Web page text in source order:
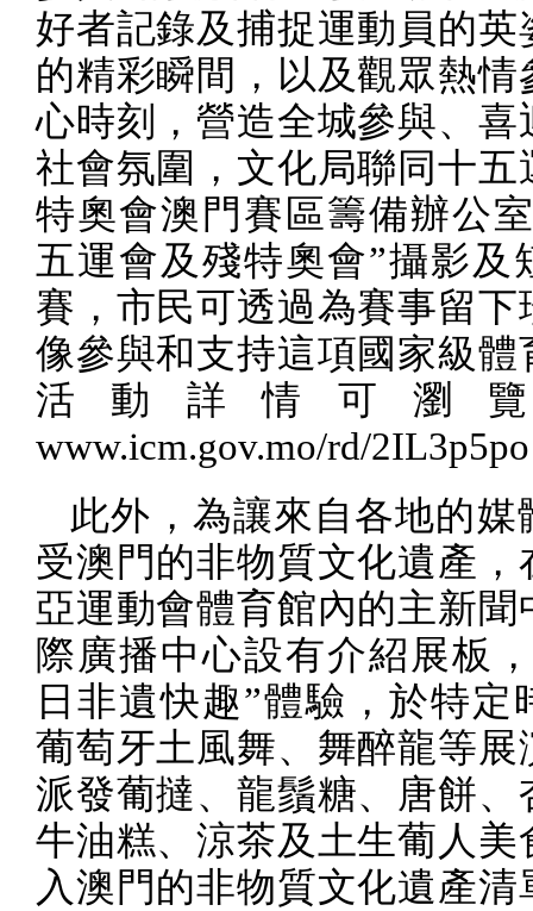
好者記錄及捕捉運動員的英
的精彩瞬間，以及觀眾熱情
心時刻，營造全城參與、喜
社會氛圍，文化局聯同十五
特奧會澳門賽區籌備辦公
五運會及殘特奧會”攝影及
賽，市民可透過為賽事留下
像參與和支持這項國家級體
活動詳情可瀏
www.icm.gov.mo/rd/2IL3p5po
此外，為讓來自各地的媒
受澳門的非物質文化遺產，
亞運動會體育館內的主新聞
際廣播中心設有介紹展板
日非遺快趣”體驗，於特定
葡萄牙土風舞、舞醉龍等展
派發葡撻、龍鬚糖、唐餅、
牛油糕、涼茶及土生葡人美
入澳門的非物質文化遺產清